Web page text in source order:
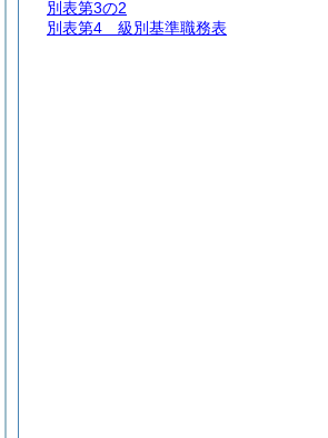
別表第3の2
別表第4 級別基準職務表